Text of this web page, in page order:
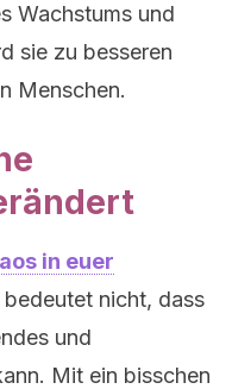
Wachstums und
sie zu besseren
Menschen.
in euer
bedeutet nicht, dass
und
Mit ein bisschen